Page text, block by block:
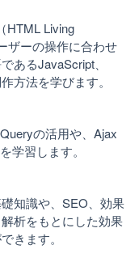
HTML Living
ザーの操作に合わせ
あるJavaScript、
方法を学びます。
の活用や、Ajax
学習します。
知識や、SEO、効果
析をもとにした効果
きます。